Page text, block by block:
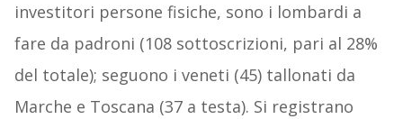
investitori persone fisiche, sono i lombardi a
fare da padroni (108 sottoscrizioni, pari al 28%
del totale); seguono i veneti (45) tallonati da
Marche e Toscana (37 a testa). Si registrano